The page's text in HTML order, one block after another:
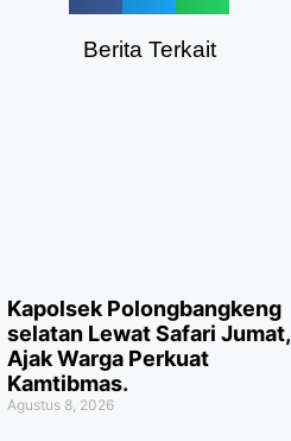
Berita Terkait
Kapolsek Polongbangkeng
selatan Lewat Safari Jumat,
Ajak Warga Perkuat
Kamtibmas.
Agustus 8, 2026